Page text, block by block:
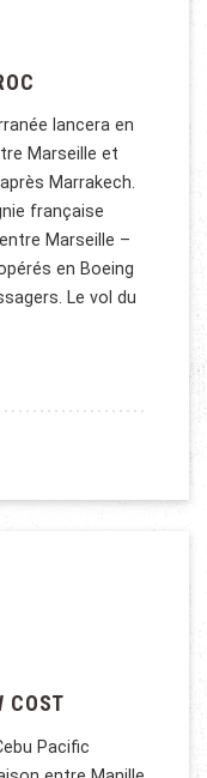
lancera en
Marseille et
Marrakech.
française
Marseille –
en Boeing
Le vol du
COST
Pacific